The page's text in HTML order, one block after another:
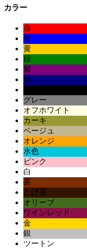
カラー
赤
青
黄
緑
紫
紺
グレー
オフホワイト
カーキ
ベージュ
オレンジ
水色
ピンク
白
茶
こげ茶
オリーブ
ワインレッド
金
銀
ツートン